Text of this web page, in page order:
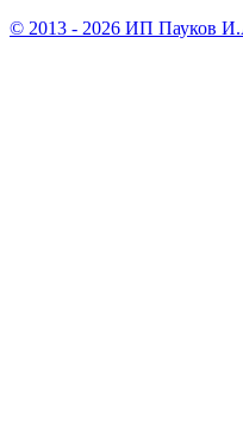
© 2013 - 2026 ИП Пауков